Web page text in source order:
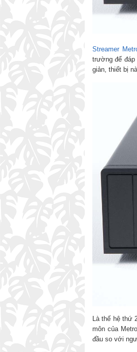
Streamer
trường để đáp
giản, thiết bị
Là thế hệ thứ
môn của
đầu so với